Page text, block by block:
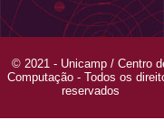
© 2021 - Unicamp / Centro
Computação - Todos os
reservados